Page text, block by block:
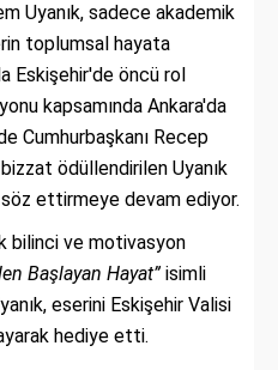
Uyanık, sadece akademik
toplumsal hayata
Eskişehir'de öncü rol
kapsamında Ankara'da
Cumhurbaşkanı Recep
ödüllendirilen Uyanık
söz ettirmeye devam ediyor.
bilinci ve motivasyon
Başlayan Hayat”isimli
eserini Eskişehir Valisi
hediye etti.